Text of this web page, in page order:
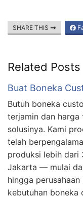
SHARE THIS
Related Posts
Buat Boneka
Butuh boneka
terjamin dan harga
solusinya. Kami
telah
produksi lebih dari
Jakarta — mulai
hingga
kebutuhan boneka